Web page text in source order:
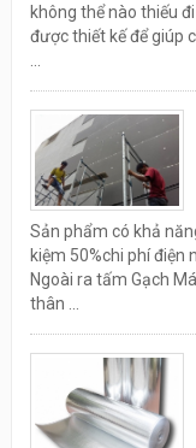
không thể nào thiếu
được thiết kế để giúp
Sản phẩm có khả
kiệm 50%chi phí điện
Ngoài ra tấm Gạch
thân ...